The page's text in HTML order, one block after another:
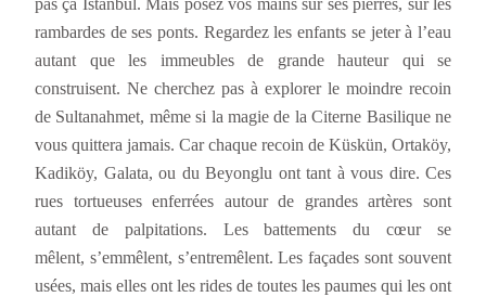
rambardes de ses ponts. Regardez les enfants se jeter à l’eau
autant que les immeubles de grande hauteur qui se
construisent. Ne cherchez pas à explorer le moindre recoin
de Sultanahmet, même si la magie de la Citerne Basilique ne
vous quittera jamais. Car chaque recoin de Küskün, Ortaköy,
Kadiköy, Galata, ou du Beyonglu ont tant à vous dire. Ces
rues tortueuses enferrées autour de grandes artères sont
autant de palpitations. Les battements du cœur se
mêlent, s’emmêlent, s’entremêlent. Les façades sont souvent
usées, mais elles ont les rides de toutes les paumes qui les ont